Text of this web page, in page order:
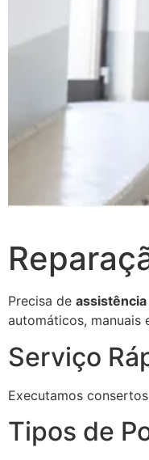
Precisa de
automáticos, manuais
Serviço
Executamos
Tipos de